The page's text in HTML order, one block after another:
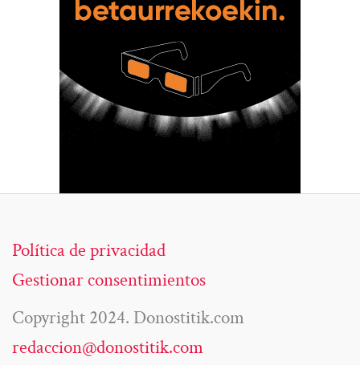
Política de privacidad
Gestionar consentimientos
Copyright 2024. Donostitik.com
redaccion@donostitik.com